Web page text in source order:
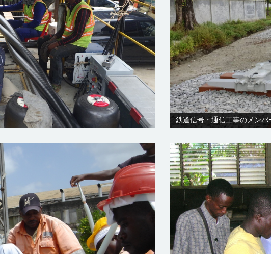
鉄道信号・通信工事のメンバ